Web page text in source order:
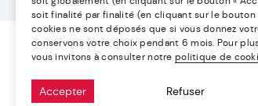
NOS
soit finalité par finalité (en cliquant sur le bouton
cookies ne sont déposés que si vous donnez
conservons votre choix pendant 6 mois. Pour
vous invitons à consulter notre politique de
Accepter Refuser